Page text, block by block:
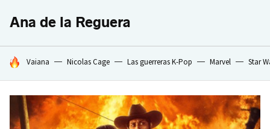
Ana de la Reguera
HOY SE HABLA DE
Vaiana Nicolas Cage Las guerreras K-Pop Marvel Star